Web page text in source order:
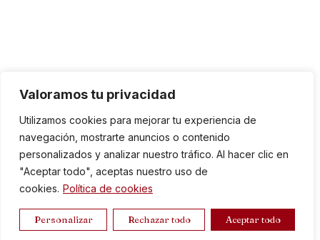
Valoramos tu privacidad
Utilizamos cookies para mejorar tu experiencia de
navegación, mostrarte anuncios o contenido
personalizados y analizar nuestro tráfico. Al hacer clic en
"Aceptar todo", aceptas nuestro uso de
cookies. Política de cookies
Personalizar Rechazar todo Aceptar todo